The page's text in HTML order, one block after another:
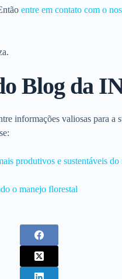
entre em contato com o
Blog da
informações valiosas para a
produtivos e sustentáveis do
o manejo florestal